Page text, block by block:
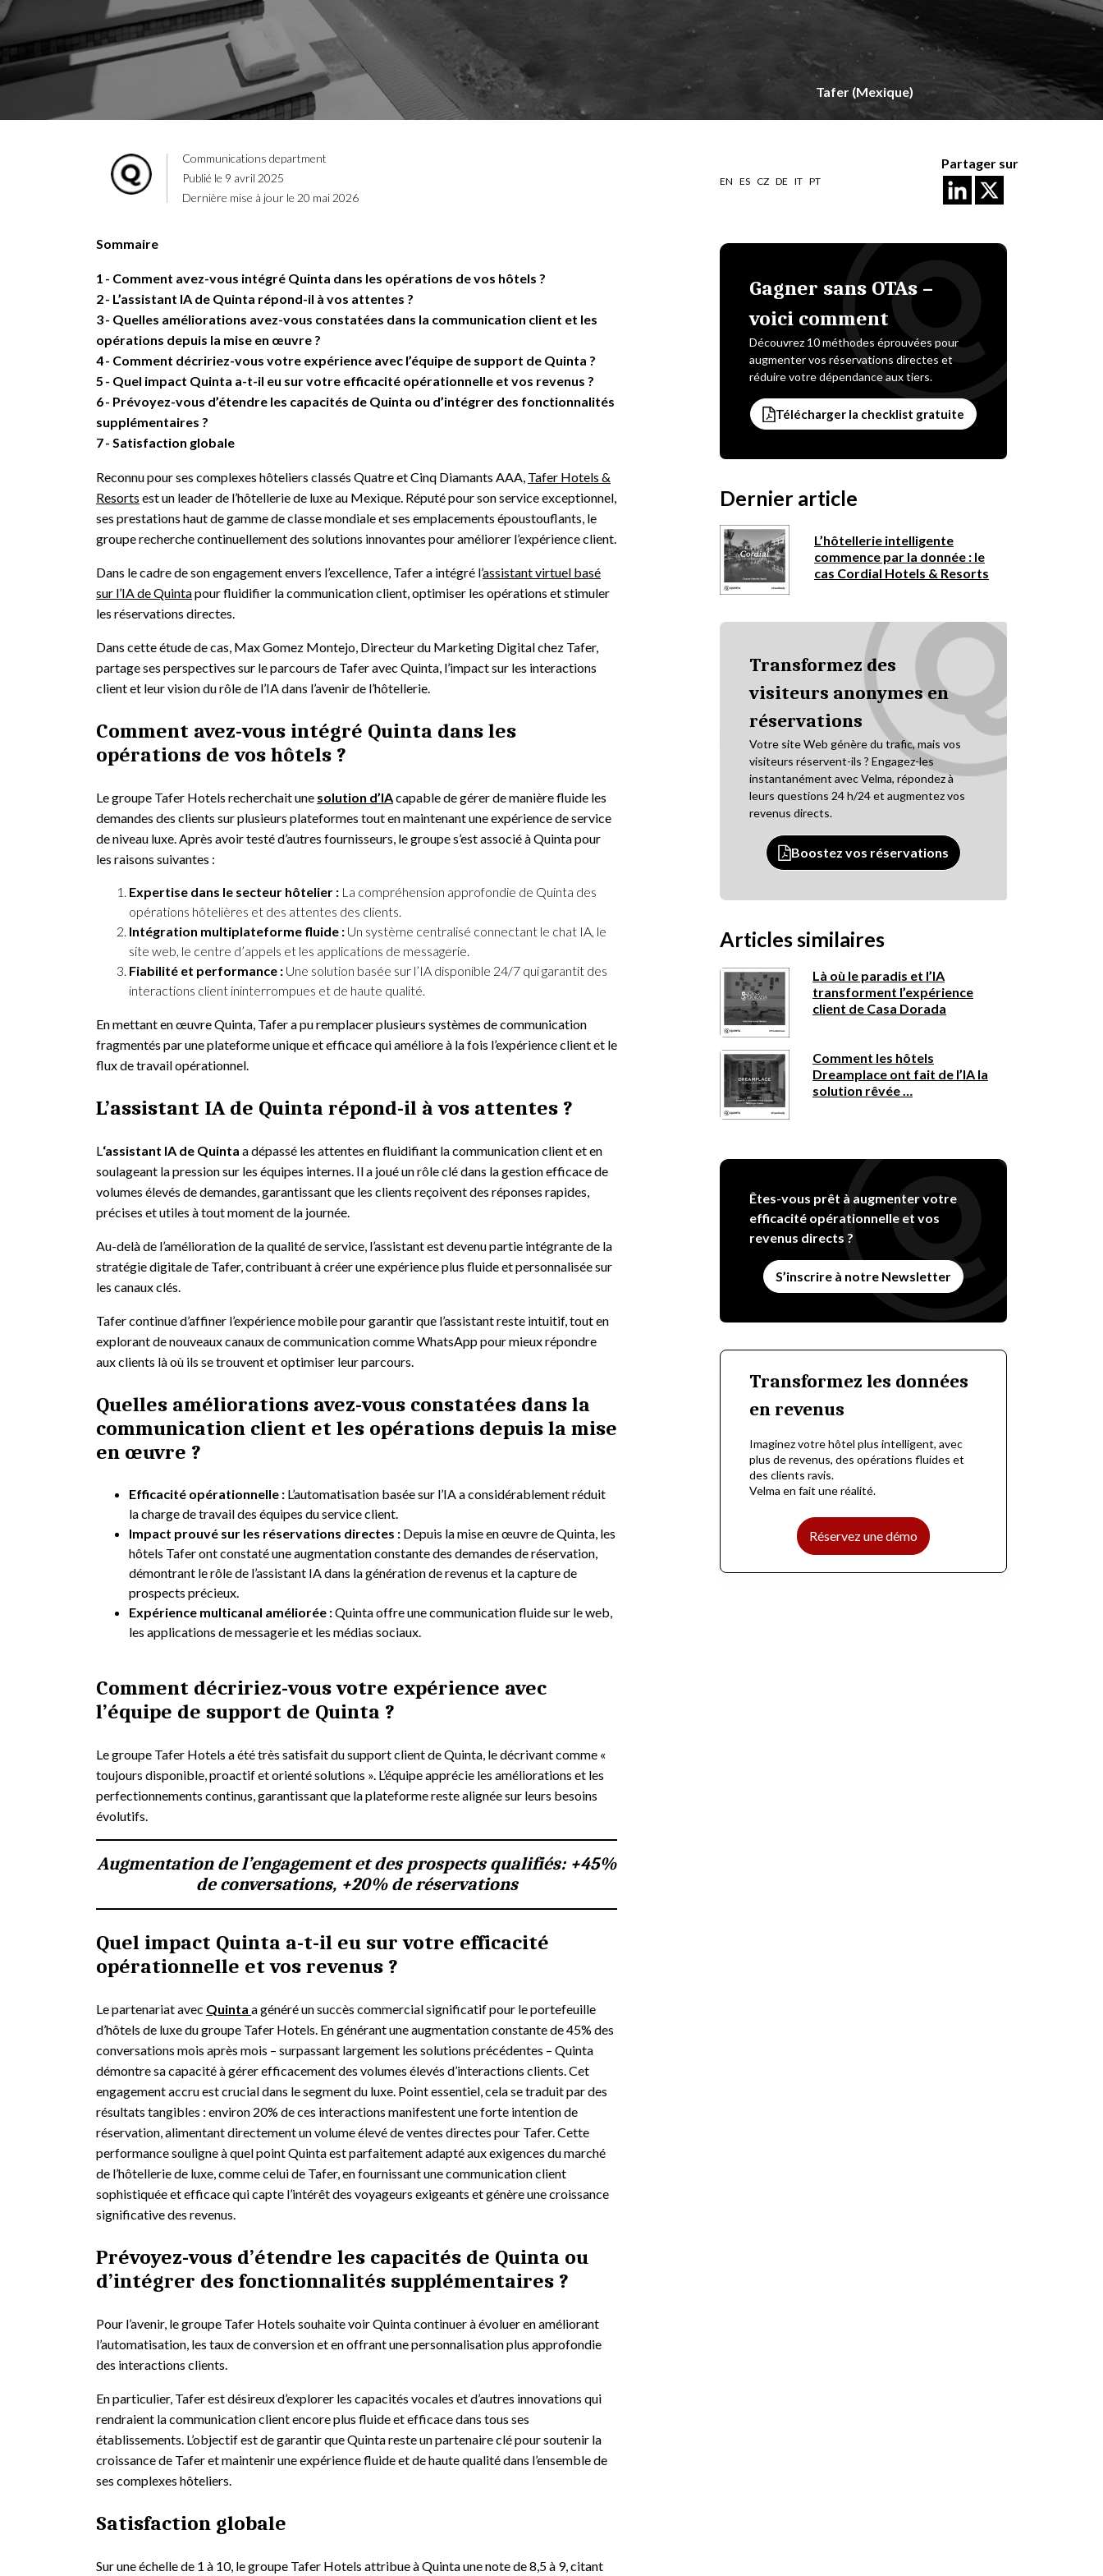
Tafer (Mexique)
Communications department
Publié le 9 avril 2025
Dernière mise à jour le 20 mai 2026
EN ES CZ DE IT PT
Partager sur
Sommaire
1
Comment avez-vous intégré Quinta dans les opérations de vos hôtels ?
2
L’assistant IA de Quinta répond-il à vos attentes ?
3
Quelles améliorations avez-vous constatées dans la communication client et les
opérations depuis la mise en œuvre ?
4
Comment décririez-vous votre expérience avec l’équipe de support de Quinta ?
5
Quel impact Quinta a-t-il eu sur votre efficacité opérationnelle et vos revenus ?
6
Prévoyez-vous d’étendre les capacités de Quinta ou d’intégrer des fonctionnalités
supplémentaires ?
7 Satisfaction globale
Reconnu pour ses complexes hôteliers classés Quatre et Cinq Diamants AAA, Tafer Hotels &
Resorts est un leader de l’hôtellerie de luxe au Mexique. Réputé pour son service exceptionnel,
ses prestations haut de gamme de classe mondiale et ses emplacements époustouflants, le
groupe recherche continuellement des solutions innovantes pour améliorer l’expérience client.
Dans le cadre de son engagement envers l’excellence, Tafer a intégré l’assistant virtuel basé
sur l’IA de Quintapour fluidifier la communication client, optimiser les opérations et stimuler
les réservations directes.
Dans cette étude de cas, Max Gomez Montejo, Directeur du Marketing Digital chez Tafer,
partage ses perspectives sur le parcours de Tafer avec Quinta, l’impact sur les interactions
client et leur vision du rôle de l’IA dans l’avenir de l’hôtellerie.
Comment avez-vous intégré Quinta dans les
opérations de vos hôtels ?
Le groupe Tafer Hotels recherchait une solution d’IAcapable de gérer de manière fluide les
demandes des clients sur plusieurs plateformes tout en maintenant une expérience de service
de niveau luxe. Après avoir testé d’autres fournisseurs, le groupe s’est associé à Quinta pour
les raisons suivantes :
Expertise dans le secteur hôtelier : La compréhension approfondie de Quinta des
opérations hôtelières et des attentes des clients.
Intégration multiplateforme fluide : Un système centralisé connectant le chat IA, le
site web, le centre d’appels et les applications de messagerie.
Fiabilité et performance : Une solution basée sur l’IA disponible 24/7 qui garantit des
interactions client ininterrompues et de haute qualité.
En mettant en œuvre Quinta, Tafer a pu remplacer plusieurs systèmes de communication
fragmentés par une plateforme unique et efficace qui améliore à la fois l’expérience client et le
flux de travail opérationnel.
L’assistant IA de Quinta répond-il à vos attentes ?
L‘assistant IA de Quinta a dépassé les attentes en fluidifiant la communication client et en
soulageant la pression sur les équipes internes. Il a joué un rôle clé dans la gestion efficace de
volumes élevés de demandes, garantissant que les clients reçoivent des réponses rapides,
précises et utiles à tout moment de la journée.
Au-delà de l’amélioration de la qualité de service, l’assistant est devenu partie intégrante de la
stratégie digitale de Tafer, contribuant à créer une expérience plus fluide et personnalisée sur
les canaux clés.
Tafer continue d’affiner l’expérience mobile pour garantir que l’assistant reste intuitif, tout en
explorant de nouveaux canaux de communication comme WhatsApp pour mieux répondre
aux clients là où ils se trouvent et optimiser leur parcours.
Quelles améliorations avez-vous constatées dans la
communication client et les opérations depuis la mise
en œuvre ?
Efficacité opérationnelle : L’automatisation basée sur l’IA a considérablement réduit
la charge de travail des équipes du service client.
Impact prouvé sur les réservations directes : Depuis la mise en œuvre de Quinta, les
hôtels Tafer ont constaté une augmentation constante des demandes de réservation,
démontrant le rôle de l’assistant IA dans la génération de revenus et la capture de
prospects précieux.
Expérience multicanal améliorée :Quinta offre une communication fluide sur le web,
les applications de messagerie et les médias sociaux.
Comment décririez-vous votre expérience avec
l’équipe de support de Quinta ?
Le groupe Tafer Hotels a été très satisfait du support client de Quinta, le décrivant comme «
toujours disponible, proactif et orienté solutions ». L’équipe apprécie les améliorations et les
perfectionnements continus, garantissant que la plateforme reste alignée sur leurs besoins
évolutifs.
Augmentation de l’engagement et des prospects qualifiés: +45%
de conversations, +20% de réservations
Quel impact Quinta a-t-il eu sur votre efficacité
opérationnelle et vos revenus ?
Le partenariat avec Quinta a généré un succès commercial significatif pour le portefeuille
d’hôtels de luxe du groupe Tafer Hotels. En générant une augmentation constante de 45% des
conversations mois après mois – surpassant largement les solutions précédentes – Quinta
démontre sa capacité à gérer efficacement des volumes élevés d’interactions clients. Cet
engagement accru est crucial dans le segment du luxe. Point essentiel, cela se traduit par des
résultats tangibles : environ 20% de ces interactions manifestent une forte intention de
réservation, alimentant directement un volume élevé de ventes directes pour Tafer. Cette
performance souligne à quel point Quinta est parfaitement adapté aux exigences du marché
de l’hôtellerie de luxe, comme celui de Tafer, en fournissant une communication client
sophistiquée et efficace qui capte l’intérêt des voyageurs exigeants et génère une croissance
significative des revenus.
Prévoyez-vous d’étendre les capacités de Quinta ou
d’intégrer des fonctionnalités supplémentaires ?
Pour l’avenir, le groupe Tafer Hotels souhaite voir Quinta continuer à évoluer en améliorant
l’automatisation, les taux de conversion et en offrant une personnalisation plus approfondie
des interactions clients.
En particulier, Tafer est désireux d’explorer les capacités vocales et d’autres innovations qui
rendraient la communication client encore plus fluide et efficace dans tous ses
établissements. L’objectif est de garantir que Quinta reste un partenaire clé pour soutenir la
croissance de Tafer et maintenir une expérience fluide et de haute qualité dans l’ensemble de
ses complexes hôteliers.
Satisfaction globale
Sur une échelle de 1 à 10, le groupe Tafer Hotels attribue à Quinta une note de 8,5 à 9, citant
Gagner sans OTAs –
voici comment
Découvrez 10 méthodes éprouvées pour
augmenter vos réservations directes et
réduire votre dépendance aux tiers.
Télécharger la checklist gratuite
Dernier article
L’hôtellerie intelligente
commence par la donnée : le
cas Cordial Hotels & Resorts
Transformez des
visiteurs anonymes en
réservations
Votre site Web génère du trafic, mais vos
visiteurs réservent-ils ? Engagez-les
instantanément avec Velma, répondez à
leurs questions 24 h/24 et augmentez vos
revenus directs.
Boostez vos réservations
Articles similaires
Là où le paradis et l’IA
transforment l’expérience
client de Casa Dorada
Comment les hôtels
Dreamplace ont fait de l’IA la
solution rêvée …
Êtes-vous prêt à augmenter votre
efficacité opérationnelle et vos
revenus directs ?
S’inscrire à notre Newsletter
Transformez les données
en revenus
Imaginez votre hôtel plus intelligent, avec
plus de revenus, des opérations fluides et
des clients ravis.
Velma en fait une réalité.
Réservez une démo